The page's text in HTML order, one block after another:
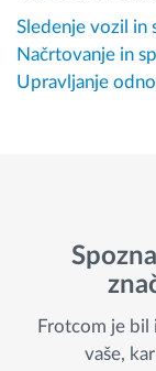
Sledenje vozil in
Načrtovanje in
Upravljanje
Frotcom je bil
vaše,